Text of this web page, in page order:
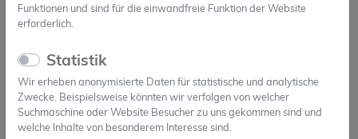
Funktionen und sind für die einwandfreie Funktion der Website
erforderlich.
Statistik
Wir erheben anonymisierte Daten für statistische und analytische
Zwecke. Beispielsweise könnten wir verfolgen von welcher
Suchmaschine oder Website Besucher zu uns gekommen sind und
welche Inhalte von besonderem Interesse sind.
19.六月.2018
Eine der innovativsten Ideen Europas
Axiotherm GmbH stellt einzigartige Lösung für
thermische Energiespeicherung auf EM-Power-
Fachmesse vor